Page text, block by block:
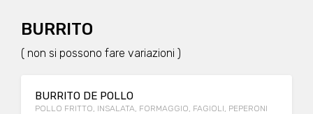
BURRITO
( non si possono fare variazioni )
BURRITO DE POLLO
POLLO FRITTO, INSALATA, FORMAGGIO, FAGIOLI, PEPERONI